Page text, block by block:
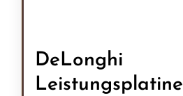
DeLonghi
Leistungsplatine